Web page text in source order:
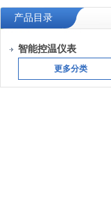
产品目录
智能控温仪表
更多分类